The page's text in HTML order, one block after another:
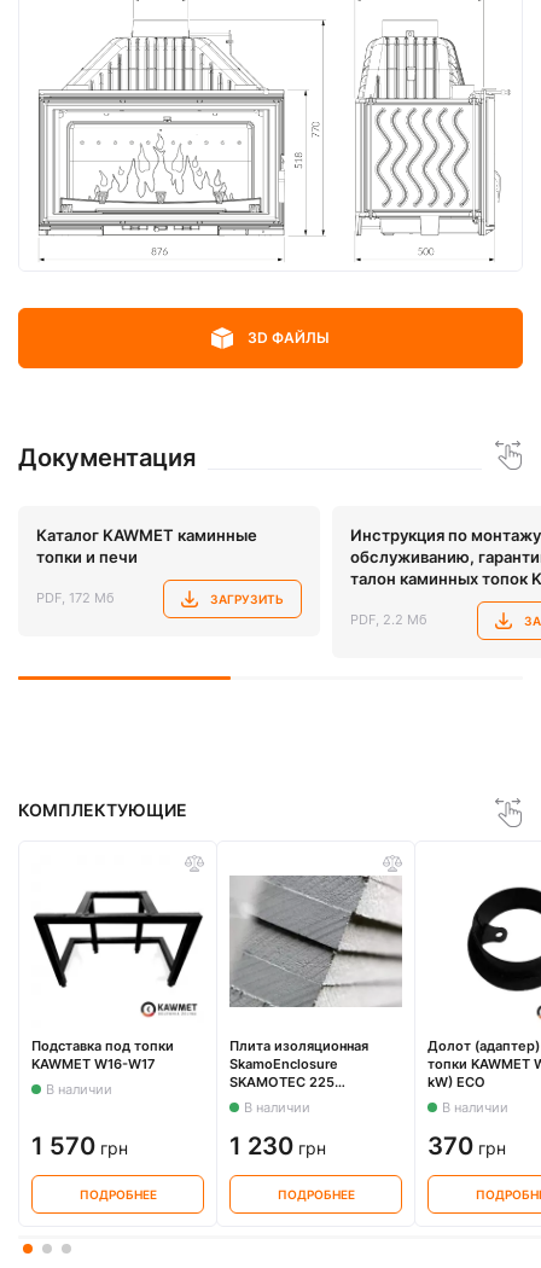
3D ФАЙЛЫ
Документация
Каталог KAWMET каминные
топки и печи
PDF, 172 Мб ЗАГРУЗИТЬ
Инструкция по
обслуживанию,
талон каминных топок
PDF, 2.2 Мб
КОМПЛЕКТУЮЩИЕ
Подставка под топки
KAWMET W16-W17
В наличии
1 570 грн
ПОДРОБНЕЕ
Плита изоляционная
SkamoEnclosure
SKAMOTEC 225
1000X610X30 мм
В наличии
1 230 грн
ПОДРОБНЕЕ
Долот
топки KAWMET
kW) ECO
В наличии
370 грн